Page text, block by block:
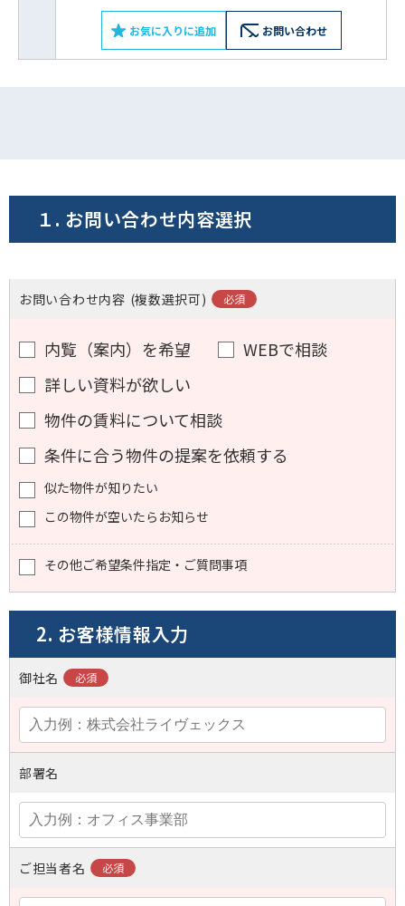
お気に入りに追加 お問い合わせ
0120-620-213
１. お問い合わせ内容選択
お問い合わせ内容 (複数選択可)
内覧（案内）を希望
WEBで相談
詳しい資料が欲しい
物件の賃料について相談
条件に合う物件の提案を依頼する
似た物件が知りたい
この物件が空いたらお知らせ
その他ご希望条件指定・ご質問事項
2. お客様情報入力
御社名
部署名
ご担当者名